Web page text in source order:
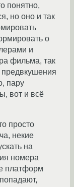
понятно,
но оно и так
о
и
фильма, так
предвкушения
пару
вот и всё
просто
некие
на
номера
платформ